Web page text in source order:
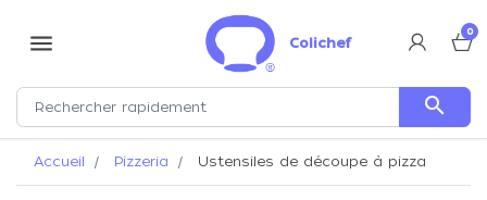
menu Colichef
0
search
Accueil Pizzeria Ustensiles de découpe à pizza